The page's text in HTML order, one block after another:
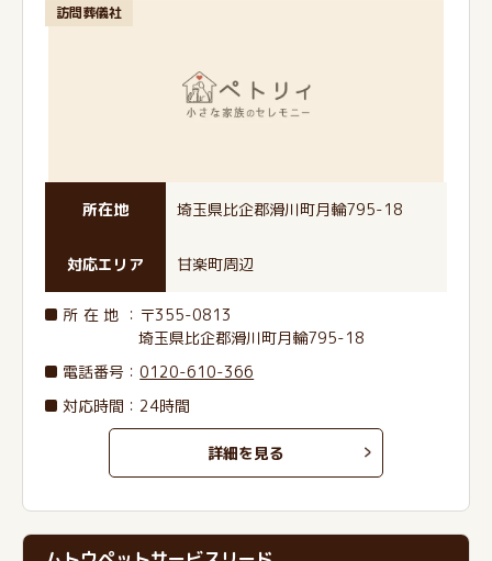
訪問葬儀社
所在地 埼玉県比企郡滑川町月輪795-18
対応エリア 甘楽町周辺
所在地 ：〒355-0813
埼玉県比企郡滑川町月輪795-18
電話番号 ：0120-610-366
対応時間：24時間
詳細を見る